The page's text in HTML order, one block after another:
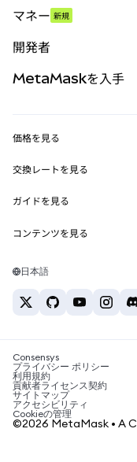
パーペチュアル
RWA
マネー 新規
開発者
MetaMask Connect
Snaps
Web3サービス
MetaMaskを入手
セキュリティ
サポート
キャリア
お問い合わせ
価格を見る
イーサリアムの価格
Solanaの価格
Tetherの価格
交換レートを見る
ETH→USD
USDT→INR
BTC→INR
ETH→USDT
ガイドを見る
ETHの購入
USDTの購入
SHIBの購入
BNBの購入
コンテンツを見る
Solanaウォレット
税制関連ニュース
暗号資産の購入方法は？
ビットコインを売るには？
日本語
Consensys
プライバシー ポリシー
利用規約
貢献者ライセンス契約
サイトマップ
アクセシビリティ
Cookieの管理
©2026 MetaMask • A